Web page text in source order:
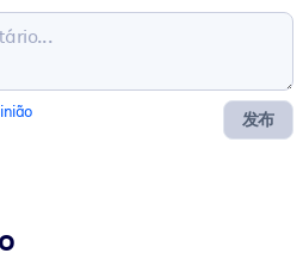
发布